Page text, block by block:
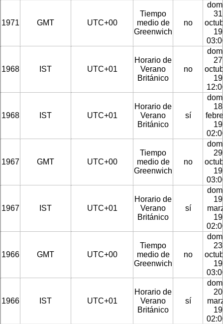
1971 GMT UTC+00
Tiempo
medio de
Greenwich
no
1968 IST UTC+01
Horario de
Verano
Británico
no
1968 IST UTC+01
Horario de
Verano
Británico
sí
1967 GMT UTC+00
Tiempo
medio de
Greenwich
no
1967 IST UTC+01
Horario de
Verano
Británico
sí
1966 GMT UTC+00
Tiempo
medio de
Greenwich
no
1966 IST UTC+01
Horario de
Verano
Británico
sí